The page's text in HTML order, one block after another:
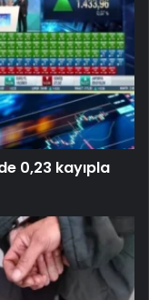
0,23 kayıpla